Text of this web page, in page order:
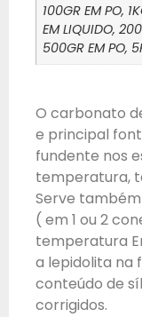
100GR EM PO,
EM LIQUIDO,
500GR EM PO,
O carbonato
e principal
fundente nos
temperatura,
Serve
( em 1 ou 2
temperatura
a lepidolita na
conteúdo de
corrigidos.